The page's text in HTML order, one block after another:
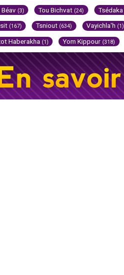
Béav (3) Tou Bichvat (24) Tsédaka
(167) Tsniout (634) Vayichla'h (1)
Haberakha (1) Yom Kippour (318)